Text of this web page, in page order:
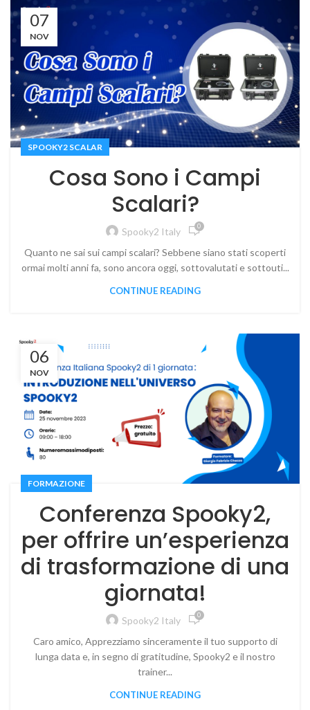
07
NOV
SPOOKY2 SCALAR
Cosa Sono i Campi
Scalari?
Spooky2 Italy 0
Quanto ne sai sui campi scalari? Sebbene siano stati scoperti
ormai molti anni fa, sono ancora oggi, sottovalutati e sottouti...
CONTINUE READING
06
NOV
FORMAZIONE
Conferenza Spooky2,
per offrire un’esperienza
di trasformazione di una
giornata!
Spooky2 Italy 0
Caro amico, Apprezziamo sinceramente il tuo supporto di
lunga data e, in segno di gratitudine, Spooky2 e il nostro
trainer...
CONTINUE READING